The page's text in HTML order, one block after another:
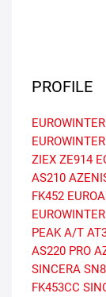
PROFILE
ZIEX ZE914
AS210
FK452
PEAK A/T
AS220 PRO
SINCERA
FK453CC